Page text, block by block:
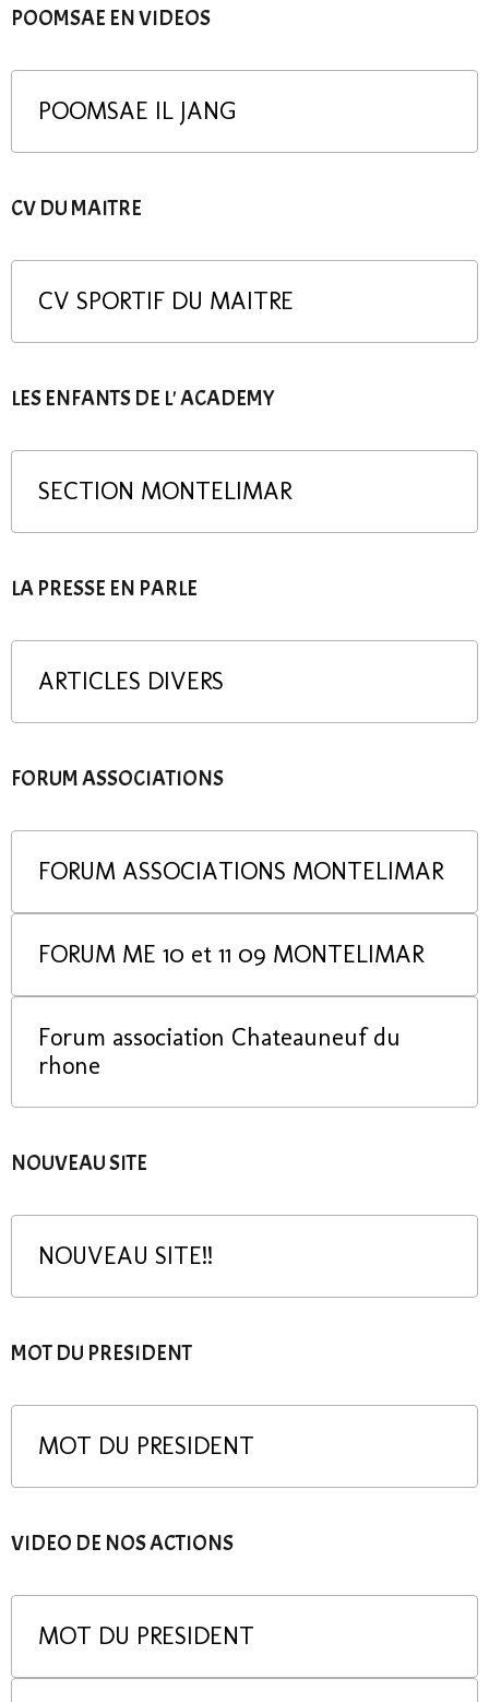
POOMSAE EN VIDEOS
POOMSAE IL JANG
CV DU MAITRE
CV SPORTIF DU MAITRE
LES ENFANTS DE L' ACADEMY
SECTION MONTELIMAR
LA PRESSE EN PARLE
ARTICLES DIVERS
FORUM ASSOCIATIONS
FORUM ASSOCIATIONS MONTELIMAR
FORUM ME 10 et 11 09 MONTELIMAR
Forum association Chateauneuf du
rhone
NOUVEAU SITE
NOUVEAU SITE!!
MOT DU PRESIDENT
MOT DU PRESIDENT
VIDEO DE NOS ACTIONS
MOT DU PRESIDENT